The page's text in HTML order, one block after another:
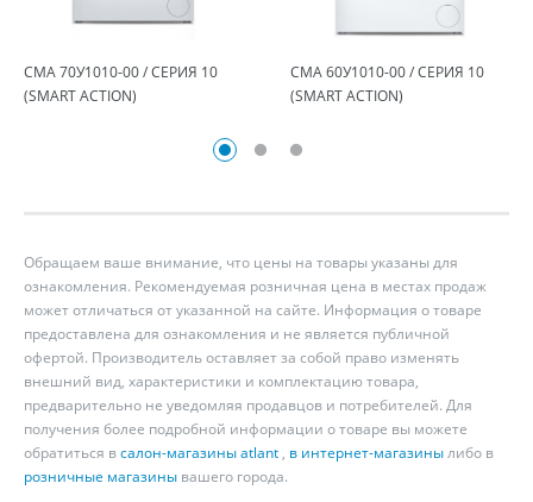
СМА 70У1010-00 / СЕРИЯ 10
(SMART ACTION)
СМА 60У1010-00 / СЕРИЯ 10
(SMART ACTION)
Обращаем ваше внимание, что цены на товары указаны для
ознакомления. Рекомендуемая розничная цена в местах продаж
может отличаться от указанной на сайте. Информация о товаре
предоставлена для ознакомления и не является публичной
офертой. Производитель оставляет за собой право изменять
внешний вид, характеристики и комплектацию товара,
предварительно не уведомляя продавцов и потребителей. Для
получения более подробной информации о товаре вы можете
обратиться всалон-магазины atlant , в интернет-магазинылибо в
розничные магазины вашего города.